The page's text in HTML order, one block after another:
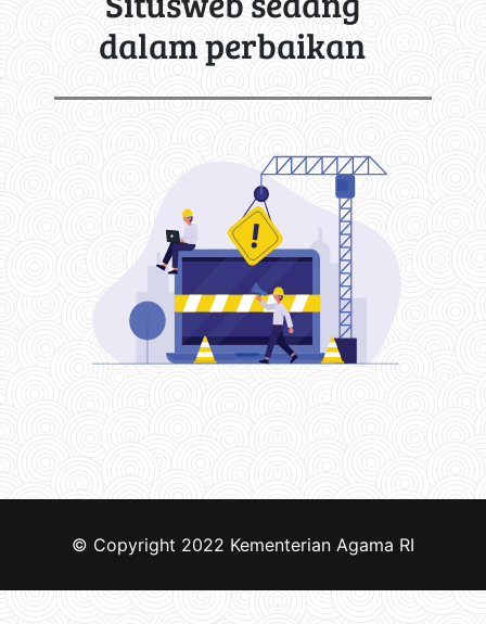
dalam perbaikan
© Copyright 2022 Kementerian Agama RI